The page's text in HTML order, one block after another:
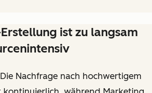
ist zu langsam
Die Nachfrage nach hochwertigem